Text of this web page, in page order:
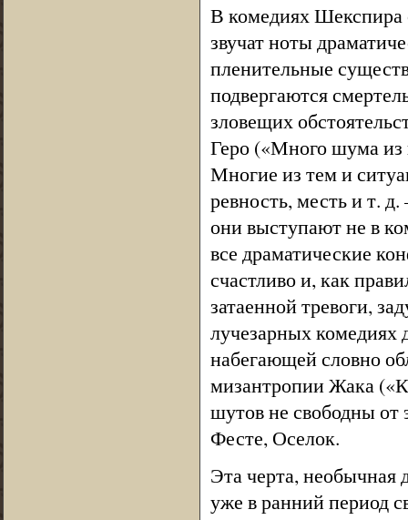
В комедиях Шекспира
звучат ноты
пленительные
подвергаются
зловещих
Геро («Много шума из
Многие из тем и
ревность, месть и т.
они выступают не в
все драматические
счастливо и, как
затаенной тревоги,
лучезарных комедиях
набегающей словно
мизантропии Жака
шутов не свободны от
Фесте, Оселок.
Эта черта, необычная
уже в ранний период